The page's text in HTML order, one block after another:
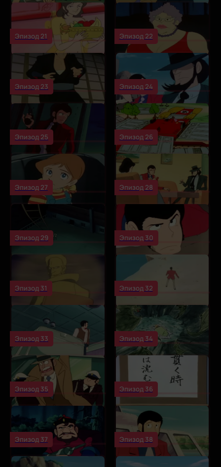
Эпизод 21 Эпизод 22
Эпизод 23 Эпизод 24
Эпизод 25 Эпизод 26
Эпизод 27 Эпизод 28
Эпизод 29 Эпизод 30
Эпизод 31 Эпизод 32
Эпизод 33 Эпизод 34
Эпизод 35 Эпизод 36
Эпизод 37 Эпизод 38